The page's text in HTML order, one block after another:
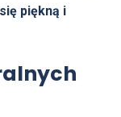
piękną i